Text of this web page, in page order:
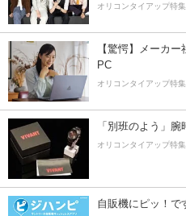
オリコンタイアップ特集
【驚愕】メーカ
PC
オリコンタイアップ特集
「別班のよう」
オリコンタイアップ特集
自販機にピッ！で